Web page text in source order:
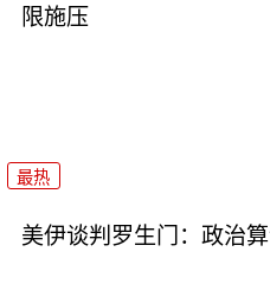
限施压
最热
美伊谈判罗生门：政治